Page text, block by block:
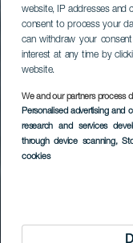
website, IP addresses and
consent to process your
can withdraw your
interest at any time by
website.
We and our partners process
Personalised advertising and
research and services
through device scanning,
cookies